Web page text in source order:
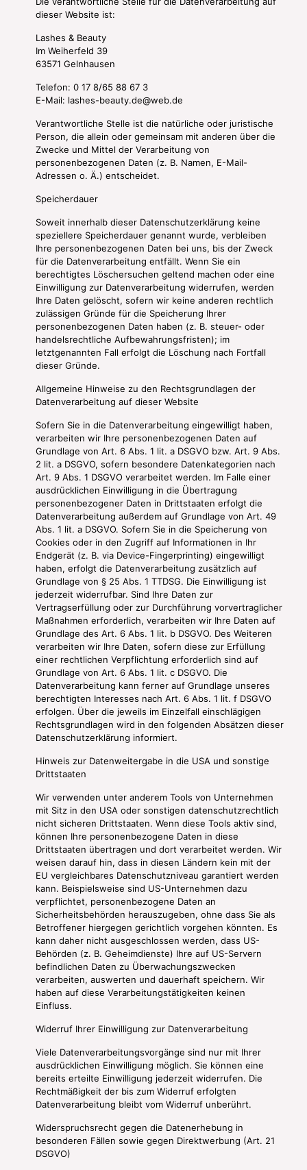
dieser Website ist:
Lashes & Beauty
Im Weiherfeld 39
63571 Gelnhausen
Telefon: 0 17 8/65 88 67 3
E-Mail: lashes-beauty.de@web.de
Verantwortliche Stelle ist die natürliche oder juristische
Person, die allein oder gemeinsam mit anderen über die
Zwecke und Mittel der Verarbeitung von
personenbezogenen Daten (z. B. Namen, E-Mail-
Adressen o. Ä.) entscheidet.
Speicherdauer
Soweit innerhalb dieser Datenschutzerklärung keine
speziellere Speicherdauer genannt wurde, verbleiben
Ihre personenbezogenen Daten bei uns, bis der Zweck
für die Datenverarbeitung entfällt. Wenn Sie ein
berechtigtes Löschersuchen geltend machen oder eine
Einwilligung zur Datenverarbeitung widerrufen, werden
Ihre Daten gelöscht, sofern wir keine anderen rechtlich
zulässigen Gründe für die Speicherung Ihrer
personenbezogenen Daten haben (z. B. steuer- oder
handelsrechtliche Aufbewahrungsfristen); im
letztgenannten Fall erfolgt die Löschung nach Fortfall
dieser Gründe.
Allgemeine Hinweise zu den Rechtsgrundlagen der
Datenverarbeitung auf dieser Website
Sofern Sie in die Datenverarbeitung eingewilligt haben,
verarbeiten wir Ihre personenbezogenen Daten auf
Grundlage von Art. 6 Abs. 1 lit. a DSGVO bzw. Art. 9 Abs.
2 lit. a DSGVO, sofern besondere Datenkategorien nach
Art. 9 Abs. 1 DSGVO verarbeitet werden. Im Falle einer
ausdrücklichen Einwilligung in die Übertragung
personenbezogener Daten in Drittstaaten erfolgt die
Datenverarbeitung außerdem auf Grundlage von Art. 49
Abs. 1 lit. a DSGVO. Sofern Sie in die Speicherung von
Cookies oder in den Zugriff auf Informationen in Ihr
Endgerät (z. B. via Device-Fingerprinting) eingewilligt
haben, erfolgt die Datenverarbeitung zusätzlich auf
Grundlage von § 25 Abs. 1 TTDSG. Die Einwilligung ist
jederzeit widerrufbar. Sind Ihre Daten zur
Vertragserfüllung oder zur Durchführung vorvertraglicher
Maßnahmen erforderlich, verarbeiten wir Ihre Daten auf
Grundlage des Art. 6 Abs. 1 lit. b DSGVO. Des Weiteren
verarbeiten wir Ihre Daten, sofern diese zur Erfüllung
einer rechtlichen Verpflichtung erforderlich sind auf
Grundlage von Art. 6 Abs. 1 lit. c DSGVO. Die
Datenverarbeitung kann ferner auf Grundlage unseres
berechtigten Interesses nach Art. 6 Abs. 1 lit. f DSGVO
erfolgen. Über die jeweils im Einzelfall einschlägigen
Rechtsgrundlagen wird in den folgenden Absätzen dieser
Datenschutzerklärung informiert.
Hinweis zur Datenweitergabe in die USA und sonstige
Drittstaaten
Wir verwenden unter anderem Tools von Unternehmen
mit Sitz in den USA oder sonstigen datenschutzrechtlich
nicht sicheren Drittstaaten. Wenn diese Tools aktiv sind,
können Ihre personenbezogene Daten in diese
Drittstaaten übertragen und dort verarbeitet werden. Wir
weisen darauf hin, dass in diesen Ländern kein mit der
EU vergleichbares Datenschutzniveau garantiert werden
kann. Beispielsweise sind US-Unternehmen dazu
verpflichtet, personenbezogene Daten an
Sicherheitsbehörden herauszugeben, ohne dass Sie als
Betroffener hiergegen gerichtlich vorgehen könnten. Es
kann daher nicht ausgeschlossen werden, dass US-
Behörden (z. B. Geheimdienste) Ihre auf US-Servern
befindlichen Daten zu Überwachungszwecken
verarbeiten, auswerten und dauerhaft speichern. Wir
haben auf diese Verarbeitungstätigkeiten keinen
Einfluss.
Widerruf Ihrer Einwilligung zur Datenverarbeitung
Viele Datenverarbeitungsvorgänge sind nur mit Ihrer
ausdrücklichen Einwilligung möglich. Sie können eine
bereits erteilte Einwilligung jederzeit widerrufen. Die
Rechtmäßigkeit der bis zum Widerruf erfolgten
Datenverarbeitung bleibt vom Widerruf unberührt.
Widerspruchsrecht gegen die Datenerhebung in
besonderen Fällen sowie gegen Direktwerbung (Art. 21
DSGVO)